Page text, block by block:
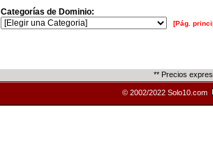
Categorías de Dominio:
[Pág.
** Precios
© 2002/2022 Solo10.com